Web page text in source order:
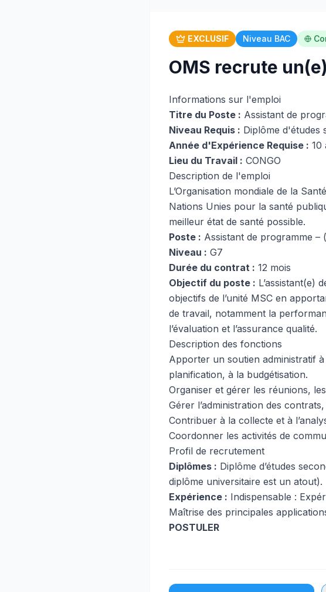
EXCLUSIF Niveau BAC
OMS recrute
Informations sur l'emploi
Titre du Poste : Assistant de
Niveau Requis : Diplôme d'études
Année d'Expérience Requise : 10
Lieu du Travail : CONGO
Description de l'emploi
L’Organisation mondiale de la
Nations Unies pour la santé
meilleur état de santé possible.
Poste : Assistant de programme –
Niveau : G7
Durée du contrat : 12 mois
Objectif du poste : L’assistant(e)
objectifs de l’unité MSC en
de travail, notamment la
l’évaluation et l’assurance qualité.
Description des fonctions
Apporter un soutien administratif
planification, à la budgétisation.
Organiser et gérer les réunions,
Gérer l’administration des
Contribuer à la collecte et à
Coordonner les activités de
Profil de recrutement
Diplômes : Diplôme d’études
diplôme universitaire est un atout).
Expérience : Indispensable :
Maîtrise des principales
POSTULER